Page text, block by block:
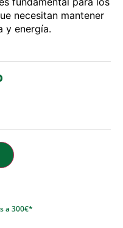
necesitan mantener
y energía.
a 300€*